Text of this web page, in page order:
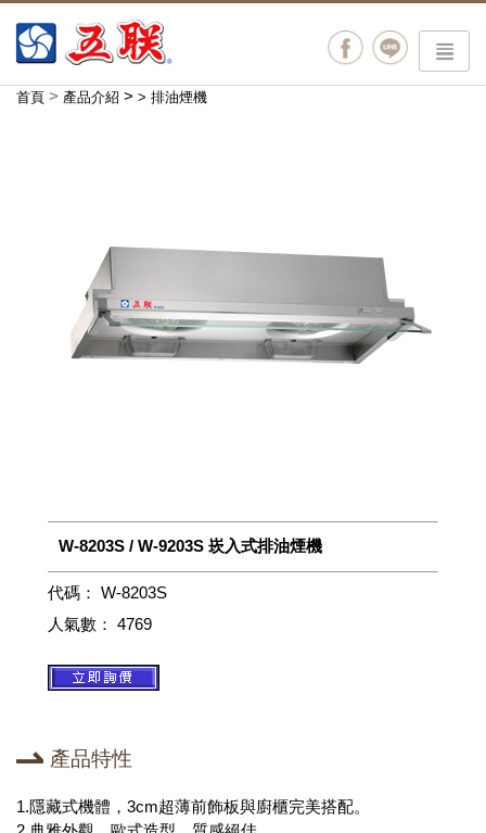
menu
首頁 > 產品介紹 > > 排油煙機
W-8203S / W-9203S 崁入式排油煙機
代碼： W-8203S
人氣數： 4769
產品特性
1.隱藏式機體，3cm超薄前飾板與廚櫃完美搭配。